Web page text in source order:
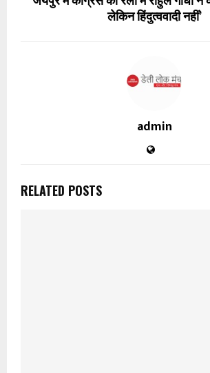
लेकिन हिंदुत्ववादी नहीं’
admin
RELATED POSTS